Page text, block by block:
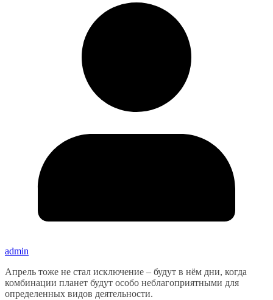
admin
Апрель тоже не стал исключение – будут в нём дни, когда
комбинации планет будут особо неблагоприятными для
определенных видов деятельности.